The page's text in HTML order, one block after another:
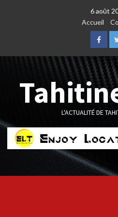
6 août
Accueil
L'ACTUALITÉ DE